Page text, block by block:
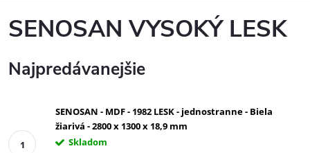
SENOSAN VYSOKÝ LESK
Najpredávanejšie
SENOSAN - MDF - 1982 LESK - jednostranne - Biela
žiarivá - 2800 x 1300 x 18,9 mm
Skladom